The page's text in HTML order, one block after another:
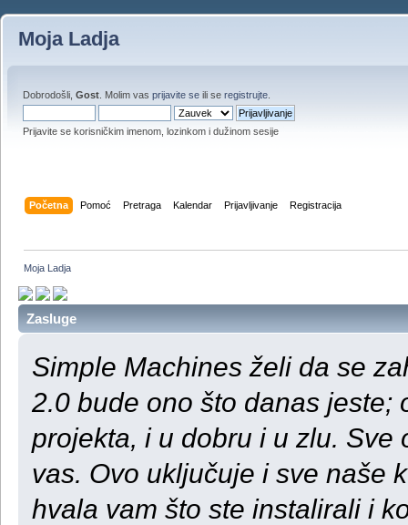
Moja Ladja
Dobrodošli, Gost . Molim vas prijavite se ili se registrujte
Prijavite se korisničkim imenom, lozinkom i dužinom sesije
Početna Pomoć Pretraga Kalendar Prijavljivanje Registracija
Moja Ladja
Zasluge
Simple Machines želi da se
2.0 bude ono što danas
projekta, i u dobru i u zlu.
vas. Ovo uključuje i sve naše
hvala vam što ste instalirali i